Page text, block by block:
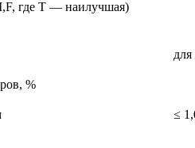
где T — наилучшая)
%
≤